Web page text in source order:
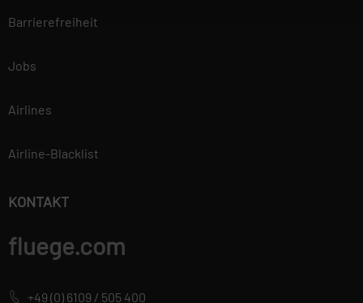
unbefugten Zugriffen zu
gewährleisten. Mehr
Barrierefreiheit
Jobs
Airlines
Airline-Blacklist
KONTAKT
fluege.com
+49 (0) 6109 / 505 400